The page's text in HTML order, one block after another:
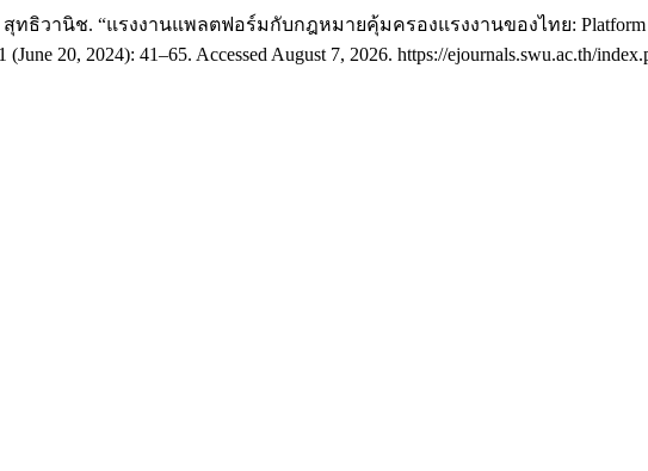
สุทธิวานิช. “แรงงานแพลตฟอร์มกับกฎหมายคุ้มครองแรงงานของไทย: Platform
(June 20, 2024): 41–65. Accessed August 7, 2026. https://ejournals.swu.ac.th/